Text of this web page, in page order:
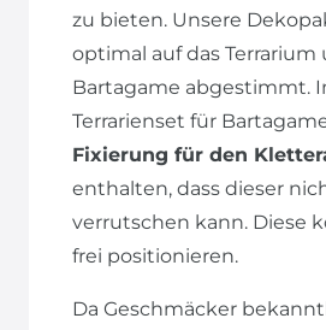
zu bieten. Unsere
optimal auf das Terrarium
Bartagame abgestimmt.
Terrarienset für
Fixierung für den
enthalten, dass dieser
verrutschen kann. Diese
frei positionieren.
Da Geschmäcker